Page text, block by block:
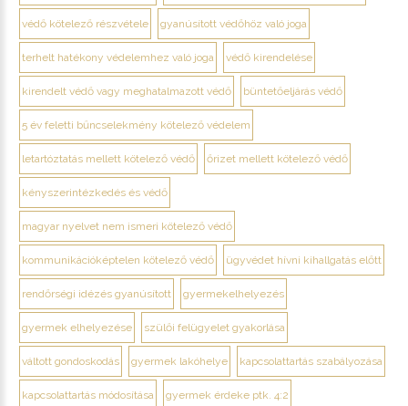
védő kötelező részvétele gyanúsított védőhöz való joga
terhelt hatékony védelemhez való joga védő kirendelése
kirendelt védő vagy meghatalmazott védő büntetőeljárás védő
5 év feletti bűncselekmény kötelező védelem
letartóztatás mellett kötelező védő őrizet mellett kötelező védő
kényszerintézkedés és védő
magyar nyelvet nem ismeri kötelező védő
kommunikációképtelen kötelező védő ügyvédet hívni kihallgatás előtt
rendőrségi idézés gyanúsított gyermekelhelyezés
gyermek elhelyezése szülői felügyelet gyakorlása
váltott gondoskodás gyermek lakóhelye kapcsolattartás szabályozása
kapcsolattartás módosítása gyermek érdeke ptk. 4:2